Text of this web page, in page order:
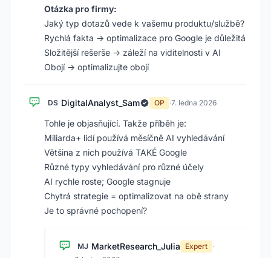
Otázka pro firmy:
Jaký typ dotazů vede k vašemu produktu/službě?
Rychlá fakta → optimalizace pro Google je důležitá
Složitější rešerše → záleží na viditelnosti v AI
Obojí → optimalizujte obojí
DS DigitalAnalyst_Sam OP ·7. ledna 2026
Tohle je objasňující. Takže příběh je:
Miliarda+ lidí používá měsíčně AI vyhledávání
Většina z nich používá TAKÉ Google
Různé typy vyhledávání pro různé účely
AI rychle roste; Google stagnuje
Chytrá strategie = optimalizovat na obě strany
Je to správné pochopení?
MJ MarketResearch_Julia Expert ·